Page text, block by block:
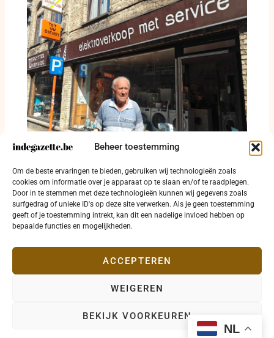
Beheer toestemming
Om de beste ervaringen te bieden, gebruiken wij technologieën zoals
cookies om informatie over je apparaat op te slaan en/of te raadplegen.
Door in te stemmen met deze technologieën kunnen wij gegevens zoals
surfgedrag of unieke ID's op deze site verwerken. Als je geen toestemming
geeft of je toestemming intrekt, kan dit een nadelige invloed hebben op
bepaalde functies en mogelijkheden.
ACCEPTEREN
WEIGEREN
BEKIJK VOORKEUREN
In de winkel van Willy Deruytter staat een
eeuw op de toonbank
14 juli 2026
Copyright © 2026 indegazette.be |Privacy
NL